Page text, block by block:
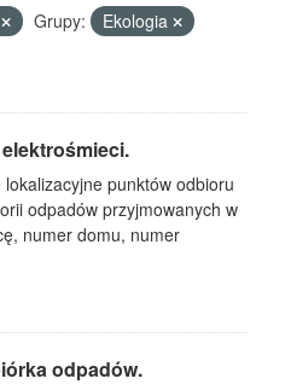
Grupy:
Ekologia
punktów odbioru
odpadów przyjmowanych w
numer domu, numer
odpadów.